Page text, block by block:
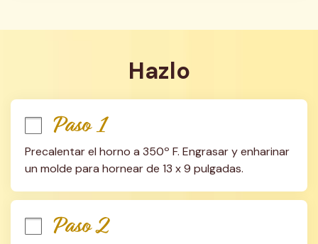
Hazlo
Paso 1
Precalentar el horno a 350º F. Engrasar y enharinar
un molde para hornear de 13 x 9 pulgadas.
Paso 2